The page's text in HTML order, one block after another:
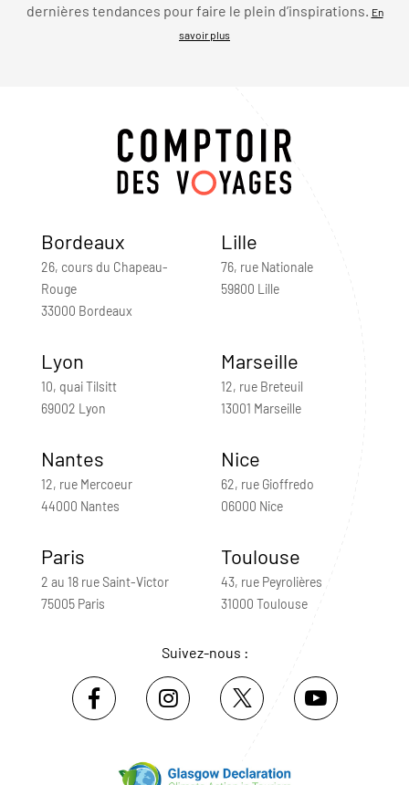
dernières tendances pour faire le plein d’inspirations. En
savoir plus
Bordeaux
26, cours du Chapeau-
Rouge
33000 Bordeaux
Lille
76, rue Nationale
59800 Lille
Lyon
10, quai Tilsitt
69002 Lyon
Marseille
12, rue Breteuil
13001 Marseille
Nantes
12, rue Mercoeur
44000 Nantes
Nice
62, rue Gioffredo
06000 Nice
Paris
2 au 18 rue Saint-Victor
75005 Paris
Toulouse
43, rue Peyrolières
31000 Toulouse
Suivez-nous :